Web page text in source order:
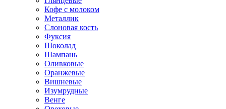
Кофе с молоком
Металлик
Слоновая кость
Фуксия
Шоколад
Шампань
Оливковые
Оранжевые
Вишневые
Изумрудные
Венге